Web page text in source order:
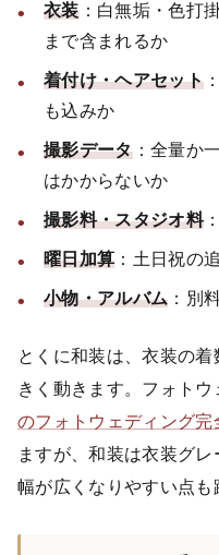
衣装：白無垢・色打
まで含まれるか
着付け・ヘアセット
も込みか
撮影データ：全量か
はかからないか
撮影料・スタジオ料
曜日加算 ：土日祝の
小物・アルバム ：別
とくに和装は、衣装の
きく動きます。フォト
のフォトウェディング完
ますが、和装は衣装グ
幅が広くなりやすい点も